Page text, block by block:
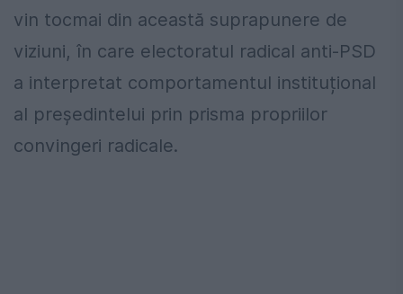
vin tocmai din această suprapunere de
viziuni, în care electoratul radical anti-PSD
a interpretat comportamentul instituțional
al președintelui prin prisma propriilor
convingeri radicale.